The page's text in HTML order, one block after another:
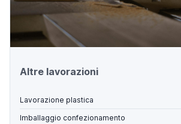
Altre lavorazioni
Lavorazione plastica
Imballaggio confezionamento